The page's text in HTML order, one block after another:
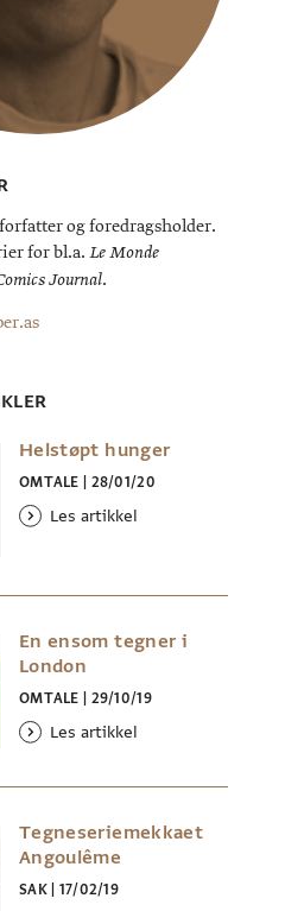
og foredragsholder.
for bl.a. Le Monde
Journal.
Helstøpt hunger
OMTALE 28/01/20
Les artikkel
En ensom tegner i
London
OMTALE 29/10/19
Les artikkel
Tegneseriemekkaet
Angoulême
SAK 17/02/19